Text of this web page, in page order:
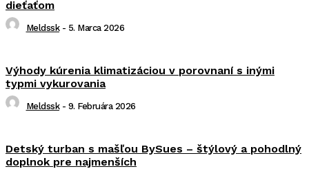
dieťaťom
Meldssk - 5. Marca 2026
Výhody kúrenia klimatizáciou v porovnaní s inými
typmi vykurovania
Meldssk - 9. Februára 2026
Detský turban s mašľou BySues – štýlový a pohodlný
doplnok pre najmenších